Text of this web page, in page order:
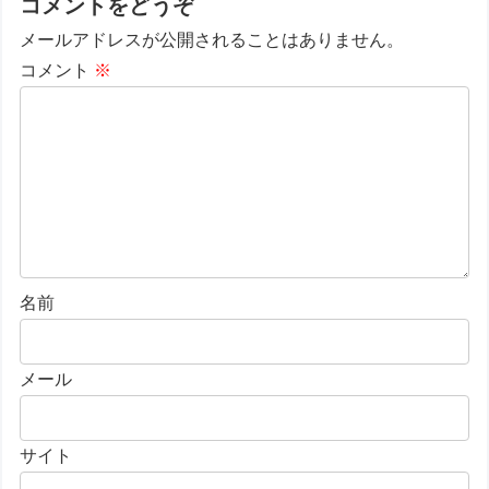
コメントをどうぞ
メールアドレスが公開されることはありません。
コメント ※
名前
メール
サイト